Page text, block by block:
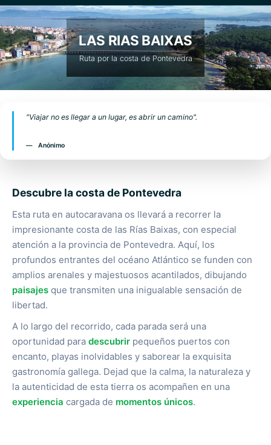
LAS RIAS BAIXAS
Ruta por la costa de Pontevedra
"Viajar no es llegar a un lugar, es abrir un camino".
Anónimo
Descubre la costa de Pontevedra
Esta ruta en autocaravana os llevará a recorrer la
impresionante costa de las Rías Baixas, con especial
atención a la provincia de Pontevedra. Aquí, los
profundos entrantes del océano Atlántico se funden con
amplios arenales y majestuosos acantilados, dibujando
paisajes que transmiten una inigualable sensación de
libertad.
A lo largo del recorrido, cada parada será una
oportunidad para descubrir pequeños puertos con
encanto, playas inolvidables y saborear la exquisita
gastronomía gallega. Dejad que la calma, la naturaleza y
la autenticidad de esta tierra os acompañen en una
experiencia cargada de momentos únicos.